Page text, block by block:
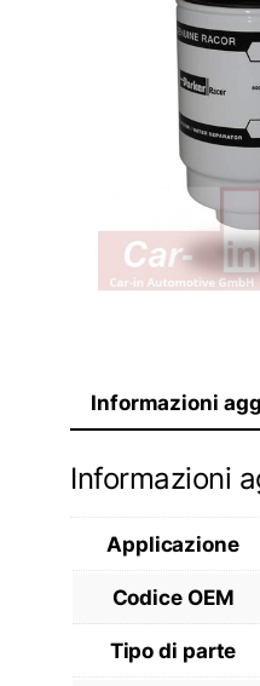
Informazioni
Informazioni
Applicazione
Codice OEM
Tipo di parte